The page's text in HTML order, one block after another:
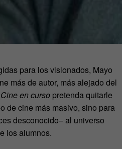
para los visionados, Mayo
más de autor, más alejado del
Cine en curso pretenda quitarle
de cine más masivo, sino para
desconocido– al universo
los alumnos.